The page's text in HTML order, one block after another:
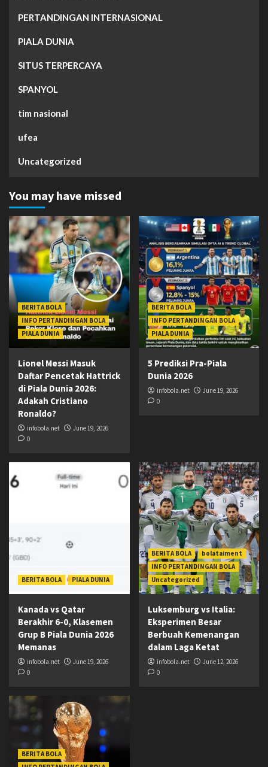
PERTANDINGAN INTERNASIONAL
PIALA DUNIA
SITUS TERPERCAYA
SPANYOL
tim nasional
ufea
Uncategorized
You may have missed
BERITA BOLA
INFO PERTANDINGAN BOLA
PIALA DUNIA
Lionel Messi Masuk
Daftar Pencetak Hattrick
di Piala Dunia 2026:
Adakah Cristiano
Ronaldo?
infobola.net
June 19, 2026
0
BERITA BOLA
INFO PERTANDINGAN BOLA
PIALA DUNIA
5 Prediksi Pra-Piala
Dunia 2026
infobola.net
June 19, 2026
0
BERITA BOLA PIALA DUNIA
Kanada vs Qatar
Berakhir 6-0, Klasemen
Grup B Piala Dunia 2026
Memanas
infobola.net
June 19, 2026
0
BERITA BOLA
bolataiment
INFO PERTANDINGAN BOLA
Uncategorized
Luksemburg vs Italia:
Eksperimen Besar
Berbuah Kemenangan
dalam Laga Ketat
infobola.net
June 12, 2026
0
BERITA BOLA